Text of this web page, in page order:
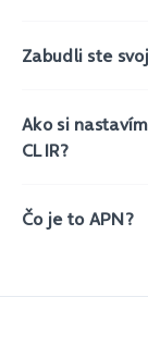
Zabudli ste
Ako si
CLIR?
Čo je to APN?